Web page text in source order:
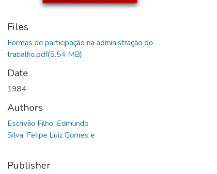
Files
Formas de participação na administração do
trabalho.pdf(5.54 MB)
Date
1984
Authors
Escrivão Filho, Edmundo
Silva, Felipe Luiz Gomes e
Publisher